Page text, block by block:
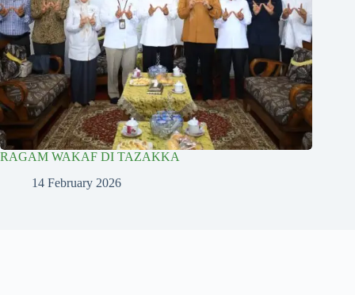
RAGAM WAKAF DI TAZAKKA
14 February 2026